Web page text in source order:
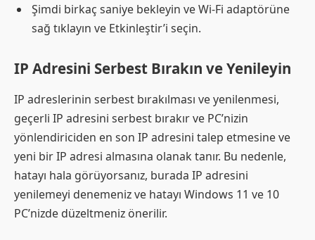
Şimdi birkaç saniye bekleyin ve Wi-Fi adaptörüne
sağ tıklayın ve Etkinleştir’i seçin.
IP Adresini Serbest Bırakın ve Yenileyin
IP adreslerinin serbest bırakılması ve yenilenmesi,
geçerli IP adresini serbest bırakır ve PC’nizin
yönlendiriciden en son IP adresini talep etmesine ve
yeni bir IP adresi almasına olanak tanır. Bu nedenle,
hatayı hala görüyorsanız, burada IP adresini
yenilemeyi denemeniz ve hatayı Windows 11 ve 10
PC’nizde düzeltmeniz önerilir.